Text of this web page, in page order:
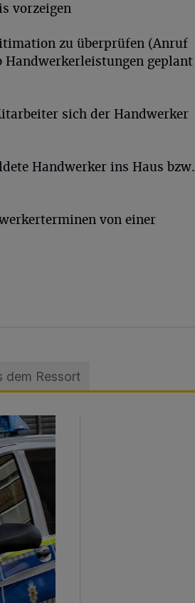
vorzeigen
zu überprüfen (Anruf
geplant
sich der Handwerker
Handwerker ins Haus bzw.
von einer
dem Ressort